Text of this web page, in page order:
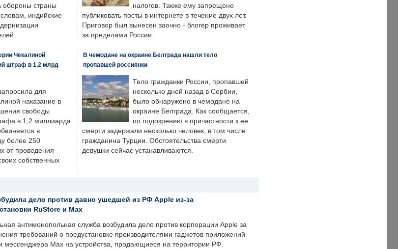
обороны страны
индийские
налогов. Также ему запрещено
публиковать посты в интернете в течение двух лет.
Приговор был вынесен заочно - блогер проживает
за пределами России.
Чекалиной
штраф в 1,2 млрд
для
наказание в
свободы
в 1,2 миллиарда
в
более 250
от проведения
собственных
В чемодане на окраине Белграда нашли тело
пропавшей россиянки
Тело гражданки России, пропавшей
несколько дней назад в Сербии,
было обнаружено в чемодане на
окраине Белграда. Как сообщается,
по подозрению в причастности к ее
смерти задержали несколько человек, в том числе
гражданина Турции. Обстоятельства смерти
девушки сейчас устанавливаются.
дело против давно ушедшей из РФ Apple из-за
RuStore и Max
антимонопольная служба возбудила дело против корпорации Apple за
требований о предустановке производителями гаджетов приложений
мессенджера Max на устройства, продающиеся на территории РФ.